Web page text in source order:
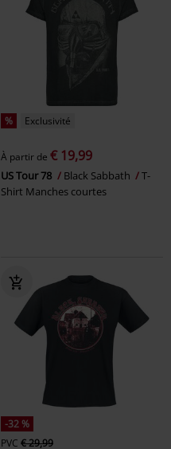
% Exclusivité
À partir de € 19,99
US Tour 78 Black Sabbath
T-
Shirt Manches courtes
-32 %
PVC € 29,99